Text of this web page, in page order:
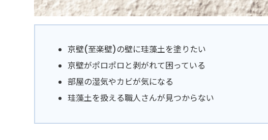
京壁(至楽壁)の壁に珪藻土を塗りたい
京壁がポロポロと剥がれて困っている
部屋の湿気やカビが気になる
珪藻土を扱える職人さんが見つからない